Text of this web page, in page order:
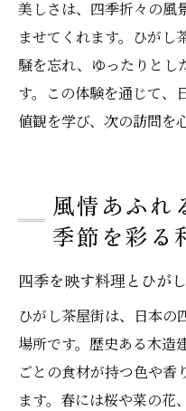
美しさは、四季折々の風
ませてくれます。ひがし
騒を忘れ、ゆったりとし
す。この体験を通じて、
値観を学び、次の訪問を
風情あふれ
季節を彩る
四季を映す料理とひが
ひがし茶屋街は、日本の
場所です。歴史ある木造
ごとの食材が持つ色や香
ます。春には桜や菜の花